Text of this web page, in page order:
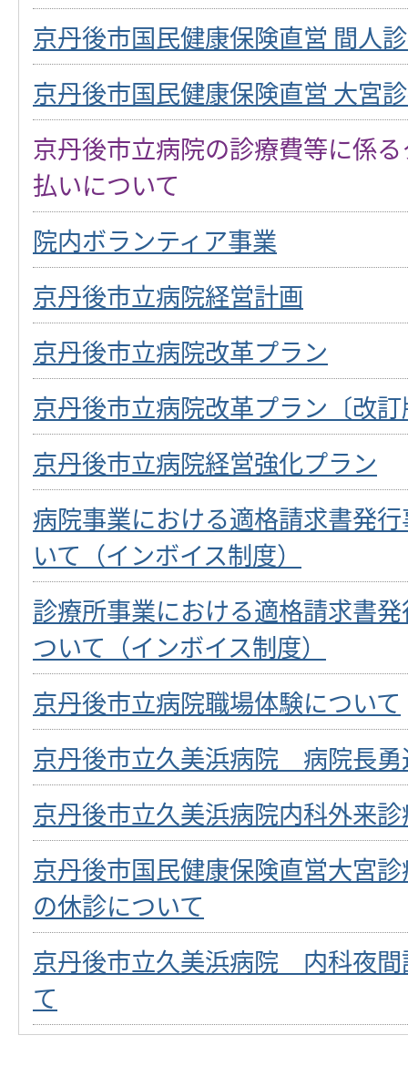
京丹後市国民健康保険直営 間人
京丹後市国民健康保険直営 大宮
京丹後市立病院の診療費等に係
払いについて
院内ボランティア事業
京丹後市立病院経営計画
京丹後市立病院改革プラン
京丹後市立病院改革プラン〔改
京丹後市立病院経営強化プラン
病院事業における適格請求書発
いて（インボイス制度）
診療所事業における適格請求書
ついて（インボイス制度）
京丹後市立病院職場体験について
京丹後市立久美浜病院 病院長勇
京丹後市立久美浜病院内科外来
京丹後市国民健康保険直営大宮
の休診について
京丹後市立久美浜病院 内科夜間
て